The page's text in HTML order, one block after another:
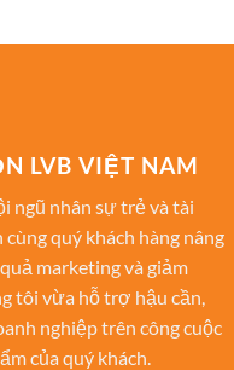
LVB VIỆT NAM
ngũ nhân sự trẻ và tài
quý khách hàng nâng
marketing và giảm
tôi vừa hỗ trợ hậu cần,
nghiệp trên công cuộc
của quý khách.